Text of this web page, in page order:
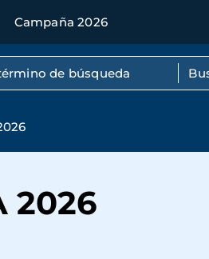
Campaña 2026
texto completo
2026